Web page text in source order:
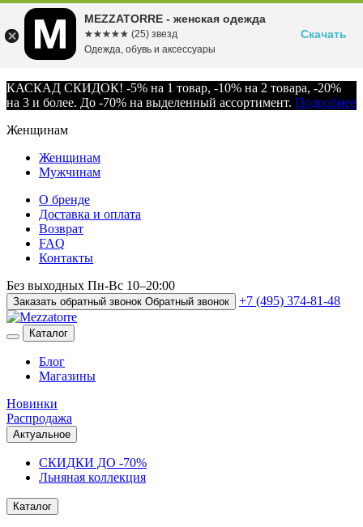
КАСКАД СКИДОК! -5% на 1 товар, -10% на 2 товара, -20%
на 3 и более. До -70% на выделенный ассортимент. Подробнее
Женщинам
Женщинам
Мужчинам
О бренде
Доставка и оплата
Возврат
FAQ
Контакты
Без выходных Пн-Вс 10–20:00
Заказать обратный звонок Обратный звонок +7 (495) 374-81-48
Каталог
Блог
Магазины
Новинки
Распродажа
Актуальное
СКИДКИ ДО -70%
Льняная коллекция
Каталог
MEZZATORRE - женская одежда
☆☆☆☆☆
★★★★★ (25) звезд
Одежда, обувь и аксессуары
Скачать